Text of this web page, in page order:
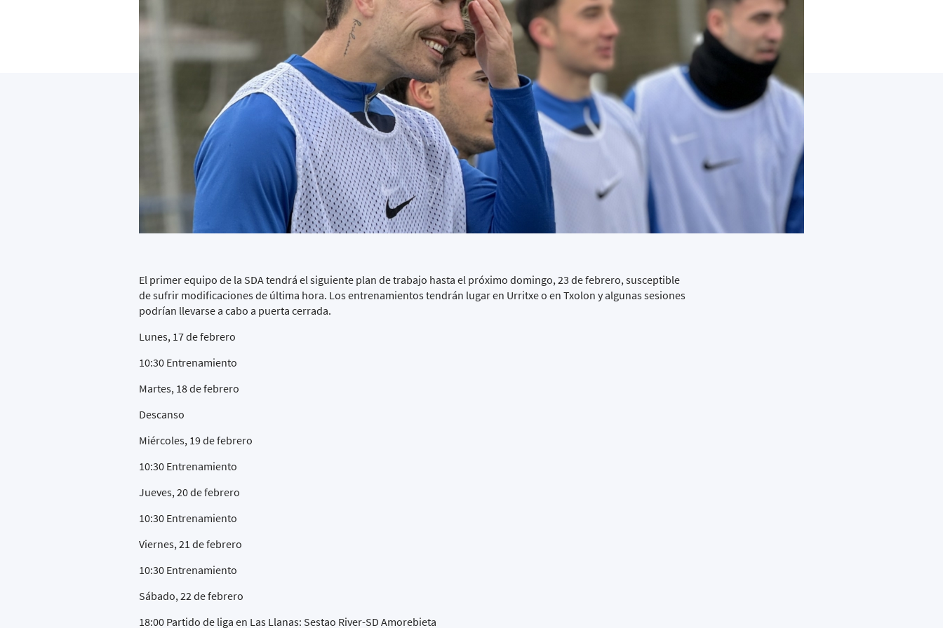
El primer equipo de la SDA tendrá el siguiente plan de trabajo hasta el próximo domingo, 23 de febrero, susceptible
de sufrir modificaciones de última hora. Los entrenamientos tendrán lugar en Urritxe o en Txolon y algunas sesiones
podrían llevarse a cabo a puerta cerrada.
Lunes, 17 de febrero
10:30 Entrenamiento
Martes, 18 de febrero
Descanso
Miércoles, 19 de febrero
10:30 Entrenamiento
Jueves, 20 de febrero
10:30 Entrenamiento
Viernes, 21 de febrero
10:30 Entrenamiento
Sábado, 22 de febrero
18:00 Partido de liga en Las Llanas: Sestao River-SD Amorebieta